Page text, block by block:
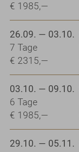
€ 1985,—
26.09. — 03.10.
7 Tage
€ 2315,—
03.10. — 09.10.
6 Tage
€ 1985,—
29.10. — 05.11.